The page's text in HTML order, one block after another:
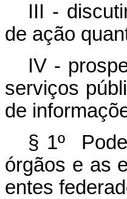
III -
de ação
IV -
serviços
de
§ 1º
órgãos e as
entes